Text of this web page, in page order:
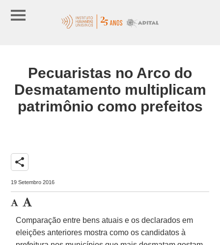
Pecuaristas no Arco do
Desmatamento multiplicam
patrimônio como prefeitos
share
19 Setembro 2016
Comparação entre bens atuais e os declarados em
eleições anteriores mostra como os candidatos à